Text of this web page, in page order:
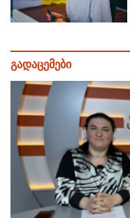
გადაცემები